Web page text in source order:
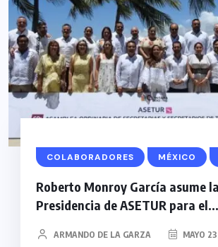
COLABORADORES MÉXICO
Roberto Monroy García asume la
Presidencia de ASETUR para el...
ARMANDO DE LA GARZA MAYO